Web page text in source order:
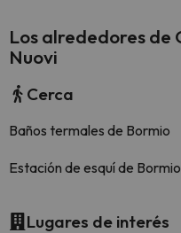
Los alrededores de
Nuovi
Cerca
Baños termales de Bormio
Estación de esquí de Bormio
Lugares de interés